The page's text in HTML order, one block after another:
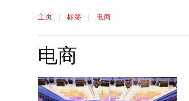
主页 标签 电商
电商